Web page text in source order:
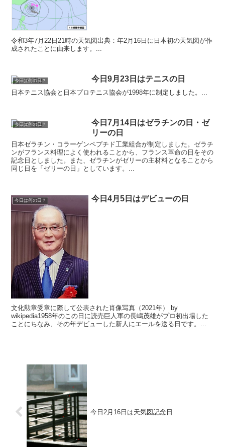
令和3年7月22日21時の天気図出典：年2月16日に日本初の天気図が作
成されたことに由来します。...
今日は何の日？ 今日9月23日はテニスの日
日本テニス協会と日本プロテニス協会が1998年に制定しました。...
今日は何の日？
今日7月14日はゼラチンの日・ゼ
リーの日
日本ゼラチン・コラーゲンペプチド工業組合が制定しました。ゼラチ
ンがフランス料理によく使われることから、フランス革命の日をその
記念日としました。また、ゼラチンがゼリーの主材料となることから
同じ日を「ゼリーの日」としています。...
今日は何の日？ 今日4月5日はデビューの日
文化勲章受章に際して公表された肖像写真（2021年） by
wikipedia1958年のこの日に読売巨人軍の長嶋茂雄がプロ初出場した
ことにちなみ、その年デビューした新人にエールを送る日です。...
今日2月16日は天気図記念日